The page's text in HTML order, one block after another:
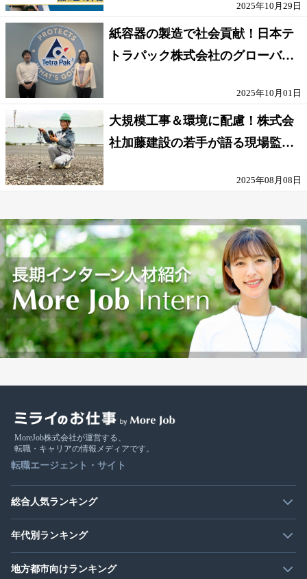
2025年10月29日
紙容器の製造で社会貢献！日本テ
トラパック株式会社のグローバル
2025年10月01日
大規模工事＆環境に配慮！株式会
社加藤建設の若手が語る現場監督
2025年08月08日
MoreJob株式会社が運営する、
転職・キャリアの情報メディアです。
転職エージェント・サイト
総合人気ランキング
年代別ランキング
地方都市向けランキング